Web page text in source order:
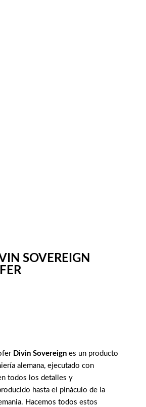
SOVEREIGN
Divin Sovereign es un producto
alemana, ejecutado con
todos los detalles y
hasta el pináculo de la
Hacemos todos estos